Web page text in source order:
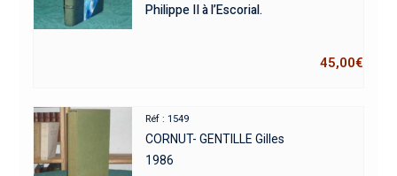
Philippe II à l’Escorial.
45,00€
Réf : 1549
CORNUT- GENTILLE Gilles
1986